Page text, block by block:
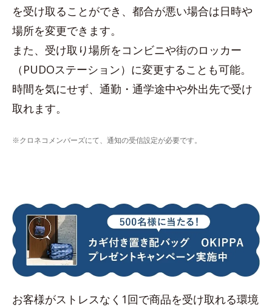
を受け取ることができ、都合が悪い場合は日時や
場所を変更できます。
また、受け取り場所をコンビニや街のロッカー
（PUDOステーション）に変更することも可能。
時間を気にせず、通勤・通学途中や外出先で受け
取れます。
※クロネコメンバーズにて、通知の受信設定が必要です。
お客様がストレスなく1回で商品を受け取れる環境